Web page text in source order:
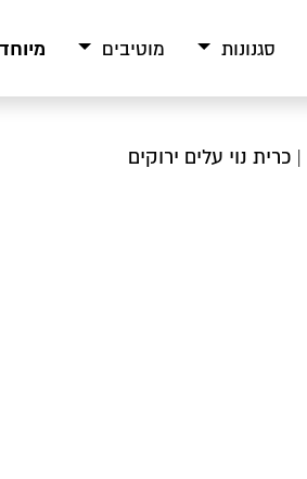
סגנונות מוטיבים
| כרית נוי עלים ירוקים